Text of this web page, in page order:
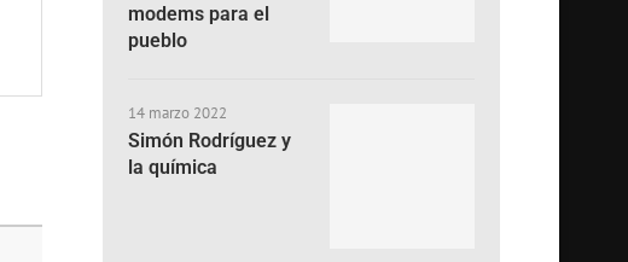
modems para el
pueblo
14 marzo 2022
Simón Rodríguez y
la química